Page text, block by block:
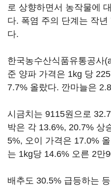
로 상향하면서 농작물에
다. 폭염 주의 단계는 작
다.
한국농수산식품유통공사
준 양파 가격은 1kg 당
7.7% 올랐다. 깐마늘은
시금치는 9115원으로
박은 각 13.6%, 20.7% 상
5%, 오이 가격은 17.0%
는 1kg당 14.6% 오른 2만
배추도 30.5% 급등하는